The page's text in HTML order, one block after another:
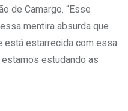
de Camargo. “Esse
mentira absurda que
está estarrecida com essa
estudando as